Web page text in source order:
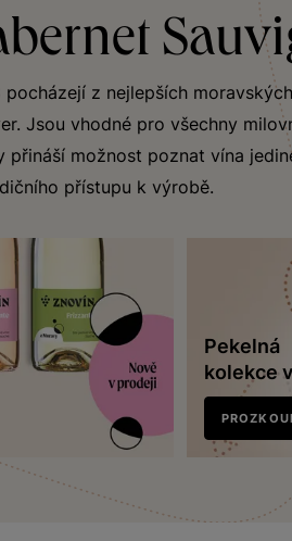
z nejlepších
Jsou vhodné pro všechny
přináší možnost poznat vína
přístupu k výrobě.
Pekelná
kolekce